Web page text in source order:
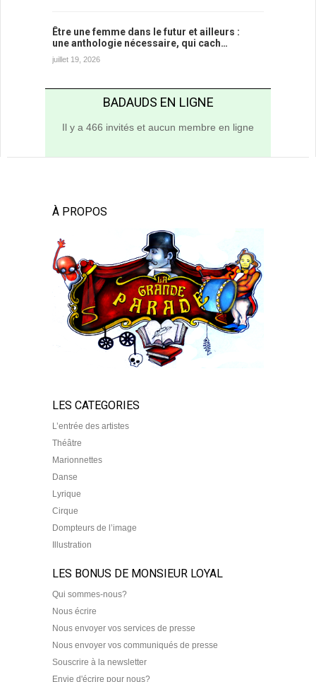
Être une femme dans le futur et ailleurs :
une anthologie nécessaire, qui cach…
juillet 19, 2026
BADAUDS EN LIGNE
Il y a 466 invités et aucun membre en ligne
À PROPOS
LES CATEGORIES
L’entrée des artistes
Théâtre
Marionnettes
Danse
Lyrique
Cirque
Dompteurs de l’image
Illustration
LES BONUS DE MONSIEUR LOYAL
Qui sommes-nous?
Nous écrire
Nous envoyer vos services de presse
Nous envoyer vos communiqués de presse
Souscrire à la newsletter
Envie d'écrire pour nous?